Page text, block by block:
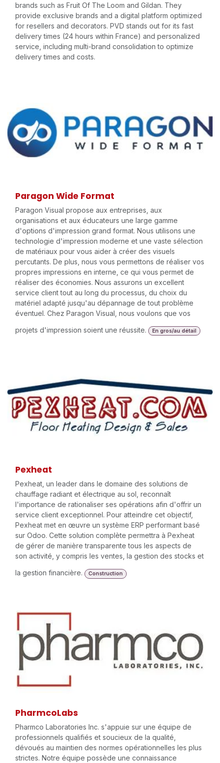
brands such as Fruit Of The Loom and Gildan. They
provide exclusive brands and a digital platform optimized
for resellers and decorators. PVD stands out for its fast
delivery times (24 hours within France) and personalized
service, including multi-brand consolidation to optimize
delivery times and costs.
Paragon Wide Format
Paragon Visual propose aux entreprises, aux
organisations et aux éducateurs une large gamme
d'options d'impression grand format. Nous utilisons une
technologie d'impression moderne et une vaste sélection
de matériaux pour vous aider à créer des visuels
percutants. De plus, nous vous permettons de réaliser vos
propres impressions en interne, ce qui vous permet de
réaliser des économies. Nous assurons un excellent
service client tout au long du processus, du choix du
matériel adapté jusqu'au dépannage de tout problème
éventuel. Chez Paragon Visual, nous voulons que vos
projets d'impression soient une réussite.
En gros/au détail
Pexheat
Pexheat, un leader dans le domaine des solutions de
chauffage radiant et électrique au sol, reconnaît
l'importance de rationaliser ses opérations afin d'offrir un
service client exceptionnel. Pour atteindre cet objectif,
Pexheat met en œuvre un système ERP performant basé
sur Odoo. Cette solution complète permettra à Pexheat
de gérer de manière transparente tous les aspects de
son activité, y compris les ventes, la gestion des stocks et
la gestion financière.
Construction
PharmcoLabs
Pharmco Laboratories Inc. s'appuie sur une équipe de
professionnels qualifiés et soucieux de la qualité,
dévoués au maintien des normes opérationnelles les plus
strictes. Notre équipe possède une connaissance